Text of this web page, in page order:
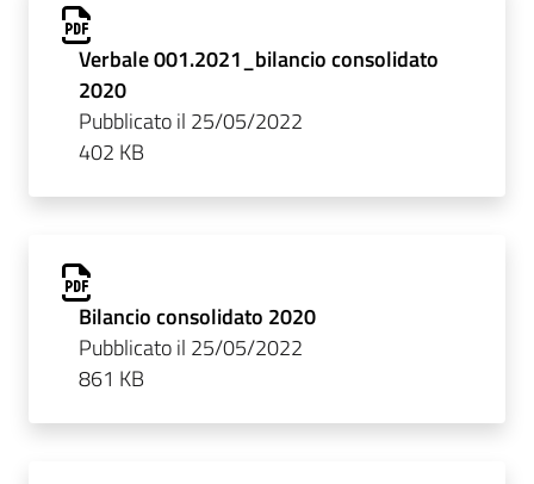
Verbale 001.2021_bilancio consolidato
2020
Pubblicato il 25/05/2022
402 KB
Bilancio consolidato 2020
Pubblicato il 25/05/2022
861 KB